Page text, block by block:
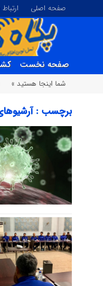
صفحه اصلی
صفحه نخست
شما اینجا هستید »
برچسب : آرشیوهای
04 اسفند 1398